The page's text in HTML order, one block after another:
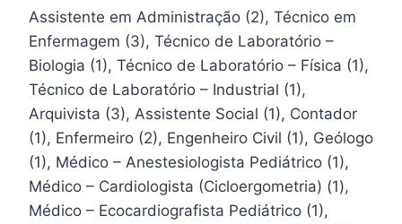
Assistente em Administração (2), Técnico em
Enfermagem (3), Técnico de Laboratório –
Biologia (1), Técnico de Laboratório – Física (1),
Técnico de Laboratório – Industrial (1),
Arquivista (3), Assistente Social (1), Contador
(1), Enfermeiro (2), Engenheiro Civil (1), Geólogo
(1), Médico – Anestesiologista Pediátrico (1),
Médico – Cardiologista (Cicloergometria) (1),
Médico – Ecocardiografista Pediátrico (1),